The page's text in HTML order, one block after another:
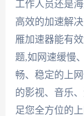
工作人员还是
高效的加速解
雁加速器能有
题,如网速缓慢
畅、稳定的上
的影视、音乐
足您全方位的